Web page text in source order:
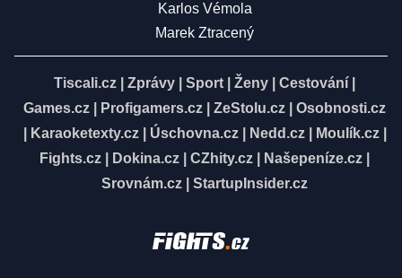
Karlos Vémola
Marek Ztracený
Tiscali.cz Zprávy Sport Ženy Cestování
Games.cz
Profigamers.cz ZeStolu.cz
Osobnosti.cz
Karaoketexty.cz| Úschovna.cz| Nedd.cz| Moulík.cz|
Fights.cz
Dokina.cz CZhity.cz Našepeníze.cz
Srovnám.cz
StartupInsider.cz